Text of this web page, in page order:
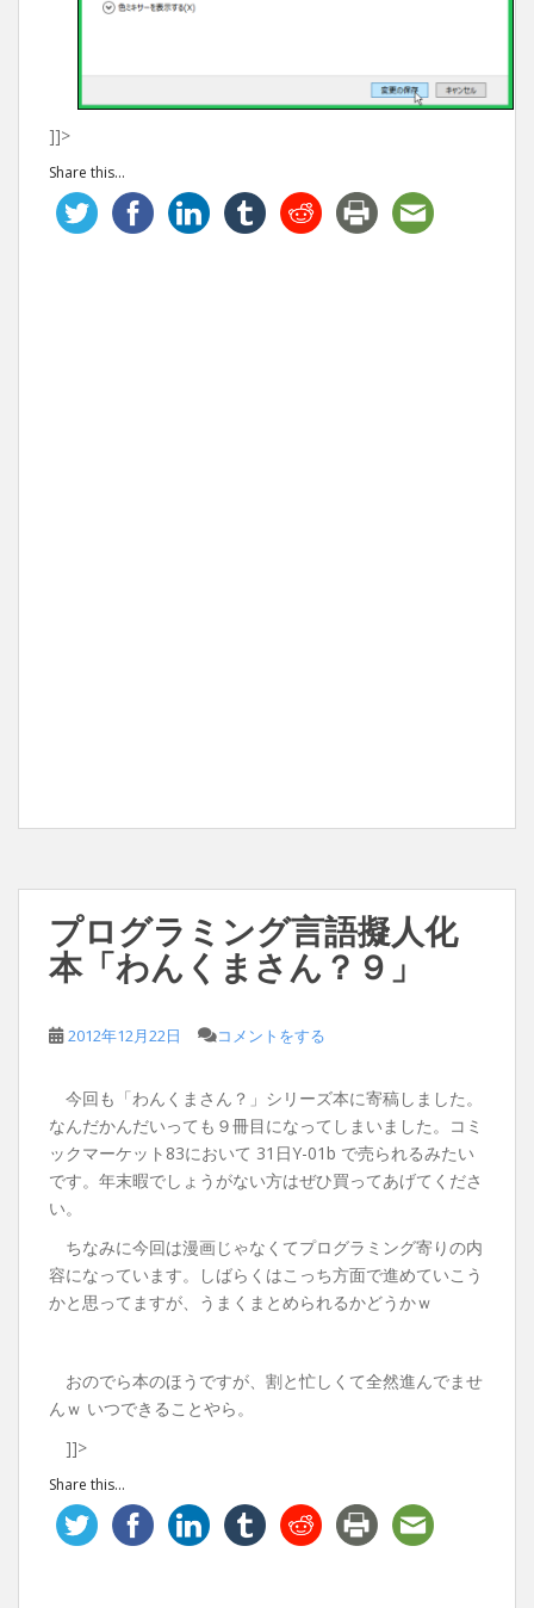
]]>
Share this...
プログラミング言語擬人化
本「わんくまさん？９」
2012年12月22日 コメントをする
今回も「わんくまさん？」シリーズ本に寄稿しました。
なんだかんだいっても９冊目になってしまいました。コミ
ックマーケット83において 31日Y-01b で売られるみたい
です。年末暇でしょうがない方はぜひ買ってあげてくださ
い。
ちなみに今回は漫画じゃなくてプログラミング寄りの内
容になっています。しばらくはこっち方面で進めていこう
かと思ってますが、うまくまとめられるかどうかｗ
おのでら本のほうですが、割と忙しくて全然進んでませ
んｗ いつできることやら。
]]>
Share this...